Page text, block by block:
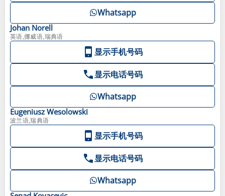
Whatsapp
Johan Norell
英语,挪威语,瑞典语
显示手机号码
显示电话号码
Whatsapp
Eugeniusz Wesolowski
波兰语,瑞典语
显示手机号码
显示电话号码
Whatsapp